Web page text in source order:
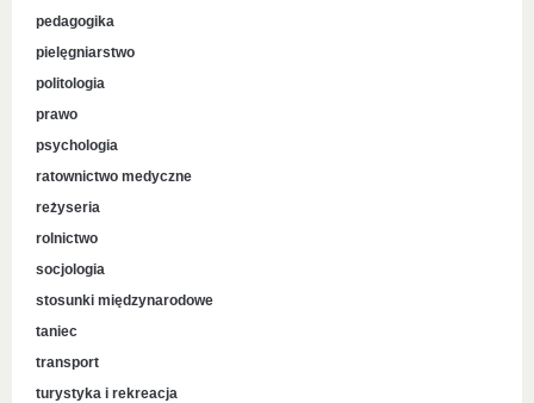
pedagogika
pielęgniarstwo
politologia
prawo
psychologia
ratownictwo medyczne
reżyseria
rolnictwo
socjologia
stosunki międzynarodowe
taniec
transport
turystyka i rekreacja